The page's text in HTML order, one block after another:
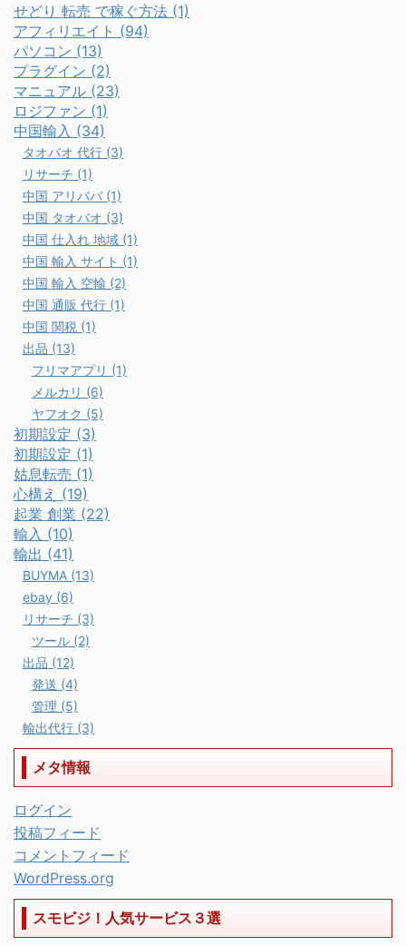
せどり 転売 で稼ぐ方法 (1)
アフィリエイト (94)
パソコン (13)
プラグイン (2)
マニュアル (23)
ロジファン (1)
中国輸入 (34)
タオバオ 代行 (3)
リサーチ (1)
中国 アリババ (1)
中国 タオバオ (3)
中国 仕入れ 地域 (1)
中国 輸入 サイト (1)
中国 輸入 空輸 (2)
中国 通販 代行 (1)
中国 関税 (1)
出品 (13)
フリマアプリ (1)
メルカリ (6)
ヤフオク (5)
初期設定 (3)
初期設定 (1)
姑息転売 (1)
心構え (19)
起業 創業 (22)
輸入 (10)
輸出 (41)
BUYMA (13)
ebay (6)
リサーチ (3)
ツール (2)
出品 (12)
発送 (4)
管理 (5)
輸出代行 (3)
メタ情報
ログイン
投稿フィード
コメントフィード
WordPress.org
スモビジ！人気サービス３選